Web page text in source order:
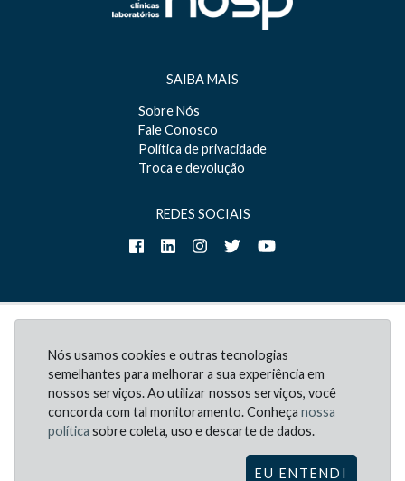
Nós usamos cookies e outras tecnologias
semelhantes para melhorar a sua experiência em
nossos serviços. Ao utilizar nossos serviços, você
concorda com tal monitoramento. Conheça nossa
política sobre coleta, uso e descarte de dados.
EU ENTENDI
SAIBA MAIS
Sobre Nós
Fale Conosco
Política de privacidade
Troca e devolução
REDES SOCIAIS
Copyright © 2026 -
Todos os direitos reservados.